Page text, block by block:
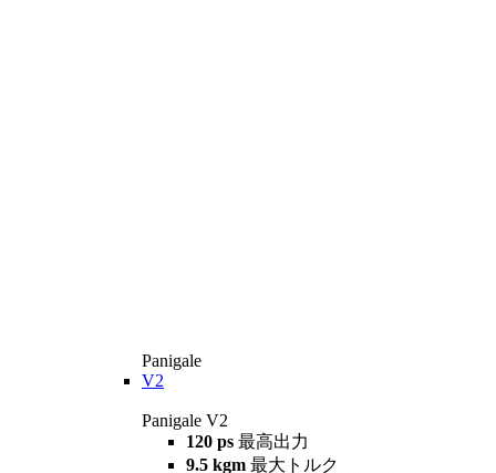
Panigale
V2
Panigale V2
120 ps 最高出力
9.5 kgm 最大トルク